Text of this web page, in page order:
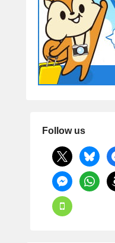
Follow us
x bluesky
messengerwhatsapp
mobile